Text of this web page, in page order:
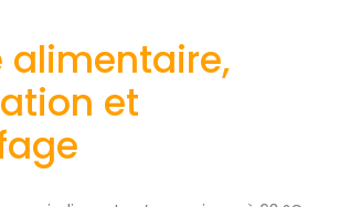
alimentaire,
et